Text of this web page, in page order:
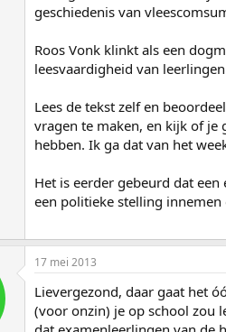
geschiedenis van
Roos Vonk klinkt als een
leesvaardigheid van
Lees de tekst zelf en
vragen te maken, en kijk of
hebben. Ik ga dat van het
Het is eerder gebeurd dat
een politieke stelling
17 mei 2013
Lievergezond, daar gaat het
(voor onzin) je op school zou